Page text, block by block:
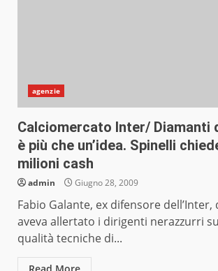
agenzie
Calciomercato Inter/ Diamanti
è più che un’idea. Spinelli
milioni cash
admin Giugno 28, 2009
Fabio Galante, ex difensore dell’Inter,
aveva allertato i dirigenti nerazzurri
qualità tecniche di...